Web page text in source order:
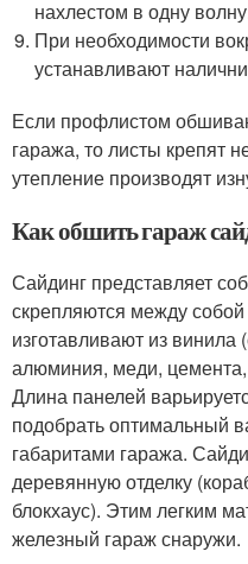
нахлестом в одну
При необходимости
устанавливают
Если профлистом
гаража, то листы крепят
утепление производят
Как обшить гараж
Сайдинг представляет
скрепляются между
изготавливают из
алюминия, меди, цемента,
Длина панелей
подобрать оптимальный
габаритами гаража.
деревянную отделку
блокхаус). Этим легким
железный гараж снаружи.